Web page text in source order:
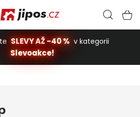
SLEVY AŽ -40 % v kategorii
Slevoakce!